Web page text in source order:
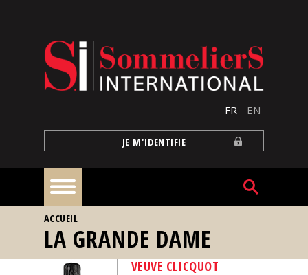
FR EN
JE M'IDENTIFIE
À
la
une
VOUS ÊTES ICI
ACCUEIL
LA GRANDE DAME
VEUVE CLICQUOT